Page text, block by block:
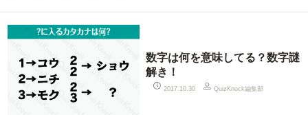
数字は何を意味してる？数字謎
解き！
2017.10.30 QuizKnock編集部